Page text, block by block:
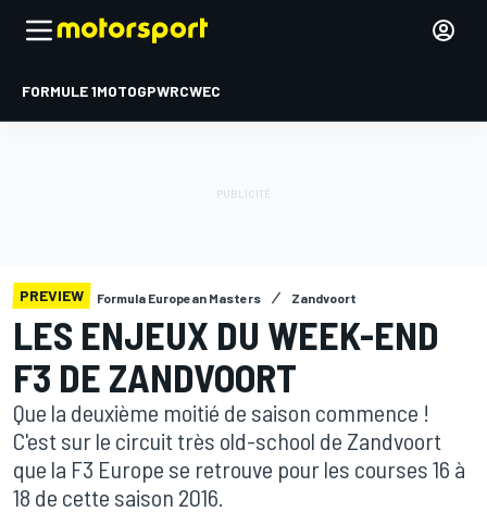
FORMULE 1MOTOGPWRCWEC
PREVIEW Formula European Masters Zandvoort
LES ENJEUX DU WEEK-END
F3 DE ZANDVOORT
Que la deuxième moitié de saison commence !
C'est sur le circuit très old-school de Zandvoort
que la F3 Europe se retrouve pour les courses 16 à
18 de cette saison 2016.